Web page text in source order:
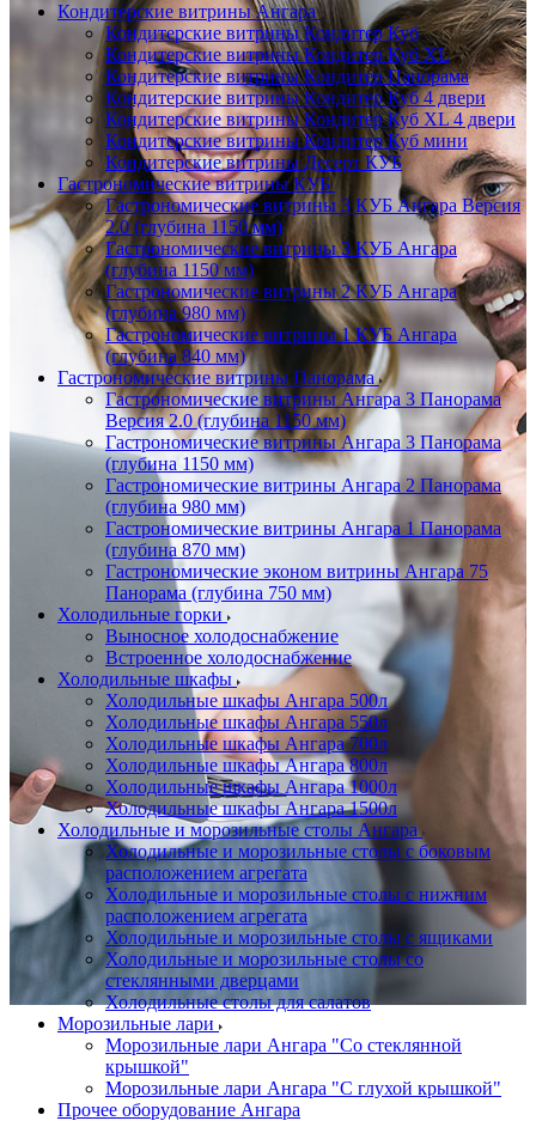
Кондитерские витрины Ангара
Кондитерские витрины Кондитер Куб
Кондитерские витрины Кондитер Куб XL
Кондитерские витрины Кондитер Панорама
Кондитерские витрины Кондитер Куб 4 двери
Кондитерские витрины Кондитер Куб XL 4 двери
Кондитерские витрины Кондитер Куб мини
Кондитерские витрины Десерт КУБ
Гастрономические витрины КУБ
Гастрономические витрины 3 КУБ Ангара Версия
2.0 (глубина 1150 мм)
Гастрономические витрины 3 КУБ Ангара
(глубина 1150 мм)
Гастрономические витрины 2 КУБ Ангара
(глубина 980 мм)
Гастрономические витрины 1 КУБ Ангара
(глубина 840 мм)
Гастрономические витрины Панорама
Гастрономические витрины Ангара 3 Панорама
Версия 2.0 (глубина 1150 мм)
Гастрономические витрины Ангара 3 Панорама
(глубина 1150 мм)
Гастрономические витрины Ангара 2 Панорама
(глубина 980 мм)
Гастрономические витрины Ангара 1 Панорама
(глубина 870 мм)
Гастрономические эконом витрины Ангара 75
Панорама (глубина 750 мм)
Холодильные горки
Выносное холодоснабжение
Встроенное холодоснабжение
Холодильные шкафы
Холодильные шкафы Ангара 500л
Холодильные шкафы Ангара 550л
Холодильные шкафы Ангара 700л
Холодильные шкафы Ангара 800л
Холодильные шкафы Ангара 1000л
Холодильные шкафы Ангара 1500л
Холодильные и морозильные столы Ангара
Холодильные и морозильные столы с боковым
расположением агрегата
Холодильные и морозильные столы с нижним
расположением агрегата
Холодильные и морозильные столы с ящиками
Холодильные и морозильные столы со
стеклянными дверцами
Холодильные столы для салатов
Морозильные лари
Морозильные лари Ангара "Со стеклянной
крышкой"
Морозильные лари Ангара "С глухой крышкой"
Прочее оборудование Ангара